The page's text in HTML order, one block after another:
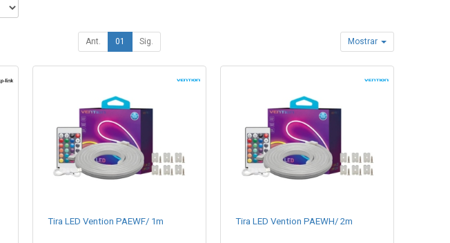
Ant. 01 Sig. Mostrar
Tira LED Vention PAEWF/ 1m Tira LED Vention PAEWH/ 2m